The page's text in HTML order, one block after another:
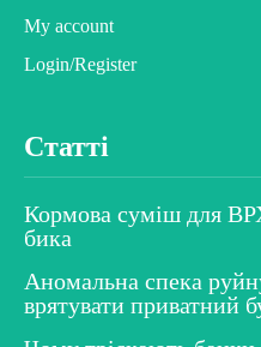
My account
Login/Register
Статті
Кормова суміш для
бика
Аномальна спека
врятувати приватний